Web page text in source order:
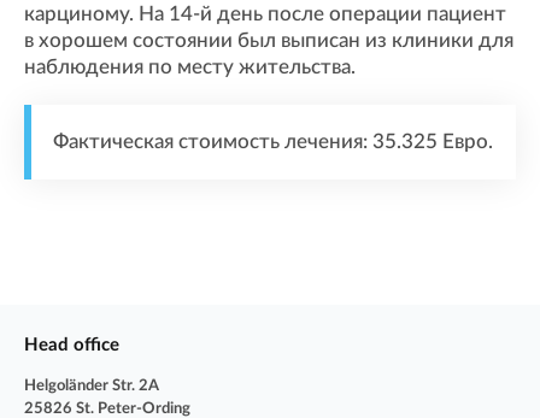
карциному. На 14-й день после операции пациент
в хорошем состоянии был выписан из клиники для
наблюдения по месту жительства.
Фактическая стоимость лечения: 35.325 Евро.
Head office
Helgoländer Str. 2A
25826 St. Peter-Ording